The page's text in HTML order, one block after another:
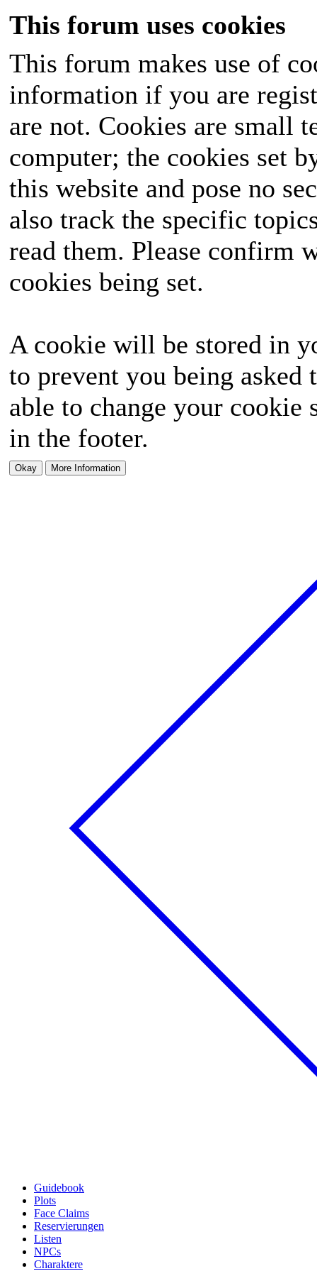
This forum uses cookies
This forum makes use of
information if you are
are not. Cookies are small
computer; the cookies set
this website and pose no
also track the specific
read them. Please confirm
cookies being set.
A cookie will be stored in
to prevent you being
able to change your
in the footer.
Guidebook
Plots
Face Claims
Reservierungen
Listen
NPCs
Charaktere